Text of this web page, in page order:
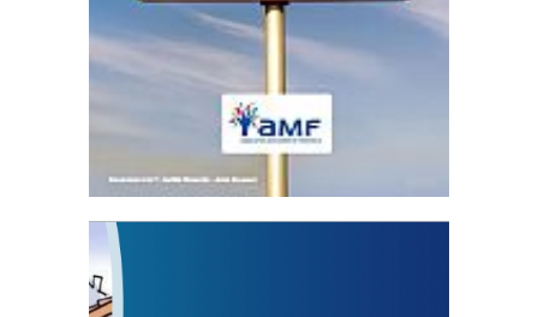
Statut de l’élu local
3 avril 2024
Mise à jour avril 2024